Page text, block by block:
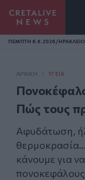
Homepage
ΠΕΜΠΤΗ 6.8.2026/ΗΡΑΚΛΕΙΟ
ΑΡΧΙΚΗ / ΥΓΕΊΑ
Πώς τους
Αφυδάτωση,
κάνουμε για
πονοκεφάλους